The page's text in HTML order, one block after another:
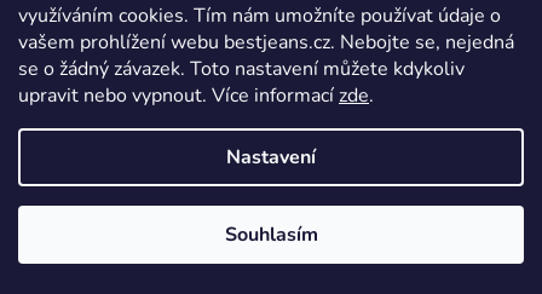
využíváním cookies. Tím nám umožníte používat údaje o
vašem prohlížení webu bestjeans.cz. Nebojte se, nejedná
se o žádný závazek. Toto nastavení můžete kdykoliv
upravit nebo vypnout. Více informacízde.
Nastavení
Souhlasím
Dámské rifle Cross Jeans Anya P 489-224
Skladem